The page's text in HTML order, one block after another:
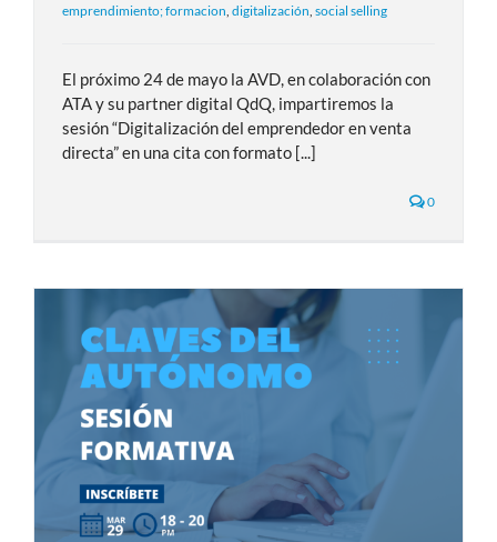
emprendimiento; formacion digitalización social selling
El próximo 24 de mayo la AVD, en colaboración con
ATA y su partner digital QdQ, impartiremos la
sesión “Digitalización del emprendedor en venta
directa” en una cita con formato [...]
0